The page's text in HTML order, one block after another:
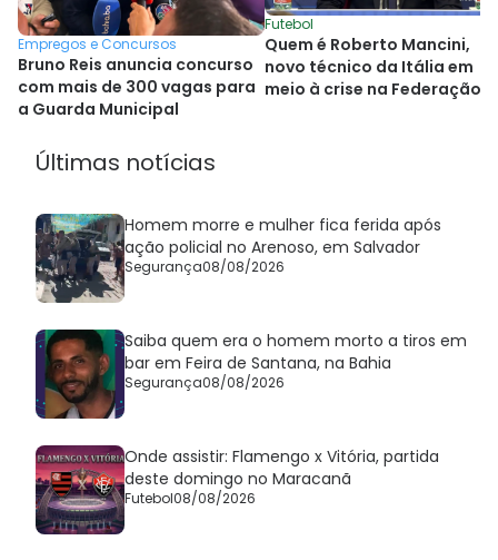
Empregos e Concursos
Bruno Reis anuncia concurso
com mais de 300 vagas para
a Guarda Municipal
Futebol
Quem é Roberto Mancini,
novo técnico da Itália em
meio à crise na Federação
Últimas notícias
Homem morre e mulher fica ferida após
ação policial no Arenoso, em Salvador
Segurança08/08/2026
Saiba quem era o homem morto a tiros em
bar em Feira de Santana, na Bahia
Segurança08/08/2026
Onde assistir: Flamengo x Vitória, partida
deste domingo no Maracanã
Futebol08/08/2026